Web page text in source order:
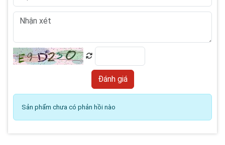
Sản phẩm chưa có phản hồi nào